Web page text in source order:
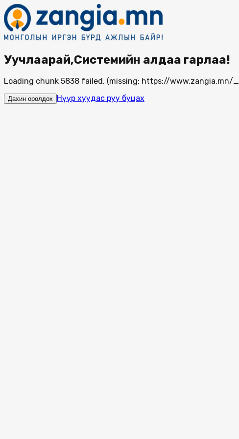
Уучлаарай,Системийн алдаа гарлаа!
Loading chunk 5838 failed. (missing: https://
Дахин оролдох Нүүр хуудас руу буцах